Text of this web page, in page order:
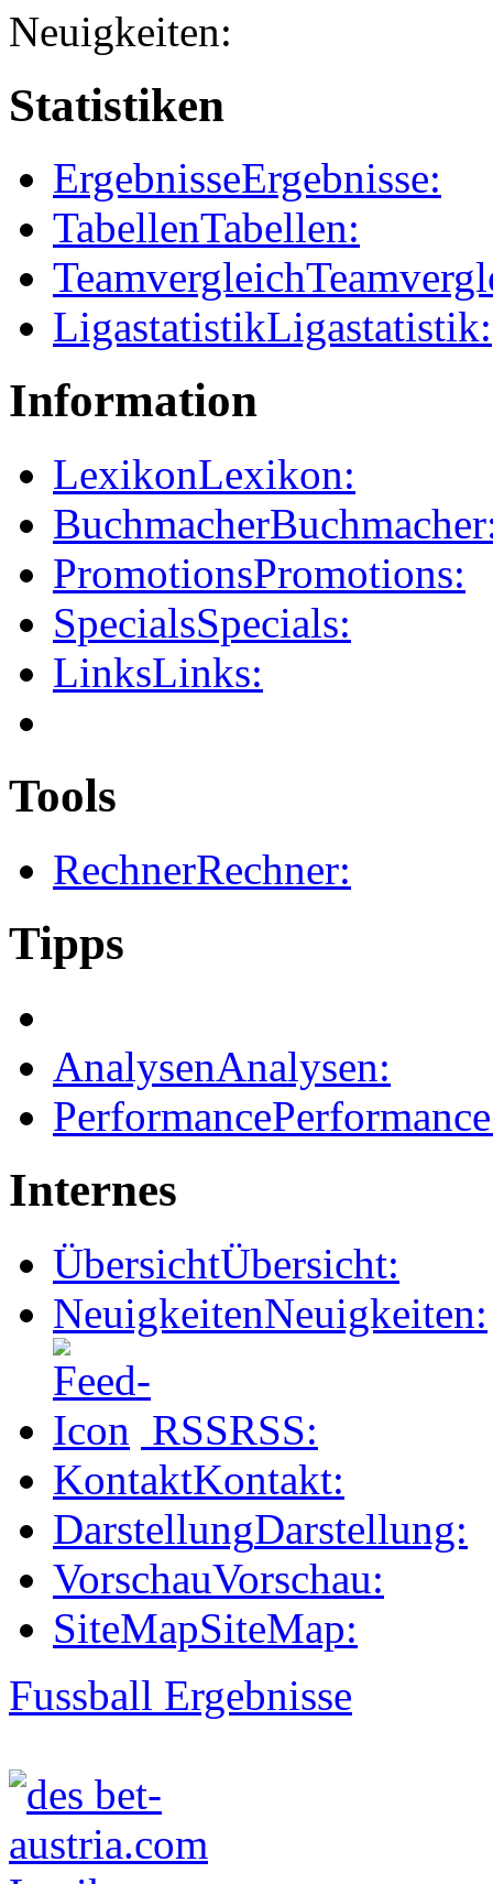
Neuigkeiten:
Statistiken
ErgebnisseErgebnisse:
TabellenTabellen:
Teamvergleich
LigastatistikLigastatistik:
Information
LexikonLexikon:
Buchmacher
PromotionsPromotions:
SpecialsSpecials:
LinksLinks:
Tools
RechnerRechner:
Tipps
AnalysenAnalysen:
Performance
Internes
ÜbersichtÜbersicht:
NeuigkeitenNeuigkeiten:
RSSRSS:
KontaktKontakt:
DarstellungDarstellung:
VorschauVorschau:
SiteMapSiteMap:
Fussball Ergebnisse